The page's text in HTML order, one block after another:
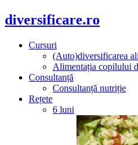
diversificare.ro
Cursuri
(Auto)diversificarea
Alimentația copilului
Consultanță
Consultanță nutriție
Rețete
6 luni